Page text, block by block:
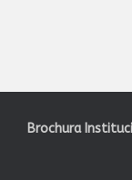
Brochura